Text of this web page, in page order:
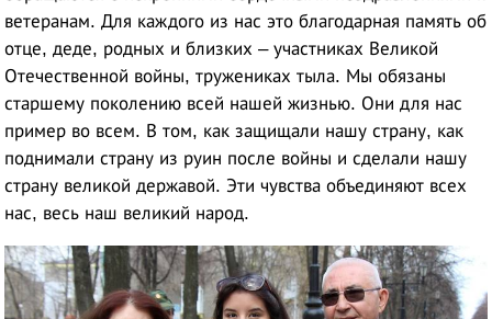
ветеранам. Для каждого из нас это благодарная память об
отце, деде, родных и близких – участниках Великой
Отечественной войны, тружениках тыла. Мы обязаны
старшему поколению всей нашей жизнью. Они для нас
пример во всем. В том, как защищали нашу страну, как
поднимали страну из руин после войны и сделали нашу
страну великой державой. Эти чувства объединяют всех
нас, весь наш великий народ.